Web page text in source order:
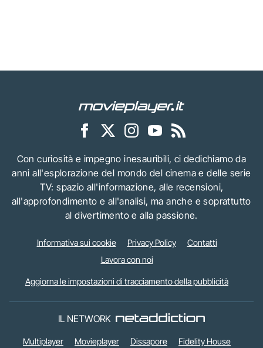
Con curiosità e impegno inesauribili, ci dedichiamo da
anni all'esplorazione del mondo del cinema e delle serie
TV: spazio all'informazione, alle recensioni,
all'approfondimento e all'analisi, ma anche e soprattutto
al divertimento e alla passione.
Informativa sui cookie Privacy Policy
Contatti
Lavora con noi
Aggiorna le impostazioni di tracciamento della pubblicità
IL NETWORK
Multiplayer Movieplayer Dissapore Fidelity House